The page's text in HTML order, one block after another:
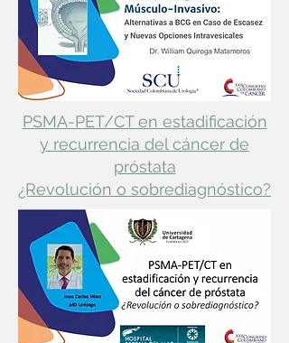
PSMA-PET/CT en estadificación
y recurrencia del cáncer de
próstata
¿Revolución o sobrediagnóstico?